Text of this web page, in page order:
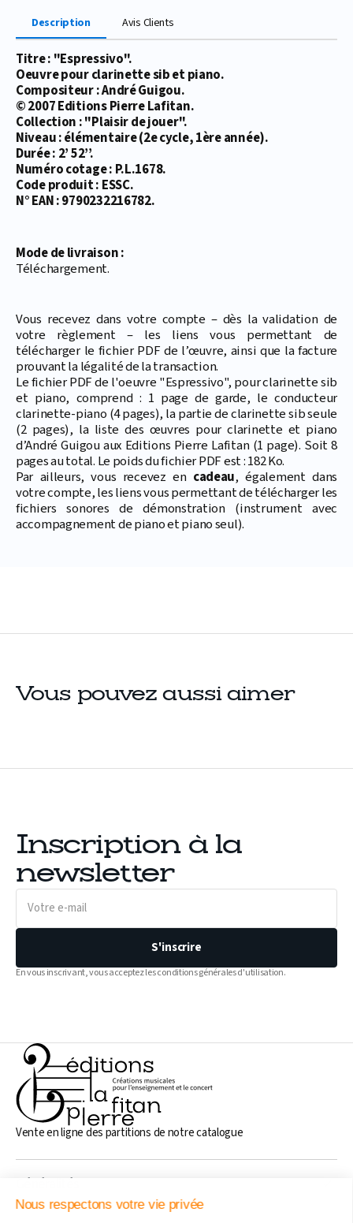
Nous respectons votre vie privée
Description Avis Clients
Titre : "Espressivo".
Oeuvre pour clarinette sib et piano.
Compositeur : André Guigou.
© 2007 Editions Pierre Lafitan.
Collection : "Plaisir de jouer".
Niveau : élémentaire (2e cycle, 1ère année).
Durée : 2’ 52’’.
Numéro cotage : P.L.1678.
Code produit : ESSC.
N° EAN : 9790232216782.
Mode de livraison :
Téléchargement.
Vous recevez dans votre compte – dès la validation de
votre règlement – les liens vous permettant de
télécharger le fichier PDF de l’œuvre, ainsi que la facture
prouvant la légalité de la transaction.
Le fichier PDF de l'oeuvre "Espressivo", pour clarinette sib
et piano, comprend : 1 page de garde, le conducteur
clarinette-piano (4 pages), la partie de clarinette sib seule
(2 pages), la liste des œuvres pour clarinette et piano
d’André Guigou aux Editions Pierre Lafitan (1 page). Soit 8
pages au total. Le poids du fichier PDF est : 182 Ko.
Par ailleurs, vous recevez en cadeau, également dans
votre compte, les liens vous permettant de télécharger les
fichiers sonores de démonstration (instrument avec
accompagnement de piano et piano seul).
Vous pouvez aussi aimer
Inscription à la
newsletter
Votre
mail
S'inscrire
En vous inscrivant, vous acceptez les conditions générales d'utilisation.
Vente en ligne des partitions de notre catalogue
Généralités